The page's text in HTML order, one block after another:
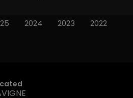
2024 2023 2022